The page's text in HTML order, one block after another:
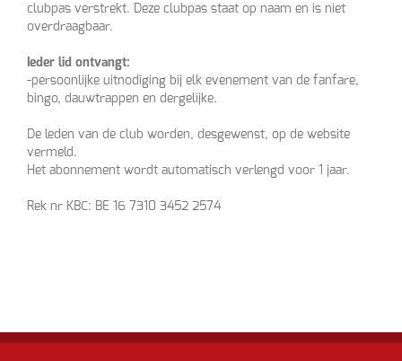
clubpas verstrekt. Deze clubpas staat op naam en is niet
overdraagbaar.
Ieder lid ontvangt:
-persoonlijke uitnodiging bij elk evenement van de fanfare,
bingo, dauwtrappen en dergelijke.
De leden van de club worden, desgewenst, op de website
vermeld.
Het abonnement wordt automatisch verlengd voor 1 jaar.
Rek nr KBC: BE 16 7310 3452 2574